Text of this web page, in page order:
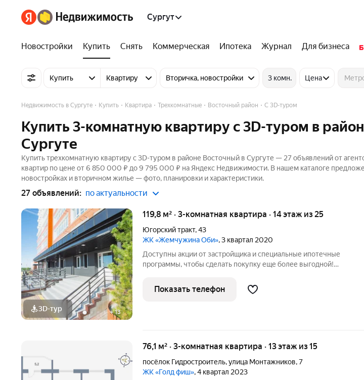
Сургут
Новостройки Купить Снять Коммерческая Ипотека Журнал Для бизнеса
Купить Квартиру Вторичка, новостройки 3 комн. Цена
Недвижимость в Сургуте Купить Квартира Трехкомнатные Восточный район C 3D-туром
Купить 3-комнатную квартиру c 3D-туром в
Сургуте
Купить трехкомнатную квартиру c 3D-туром в районе Восточный в Сургуте — 27 объявлений от
квартир по цене от 6 850 000 ₽ до 9 795 000 ₽ на Яндекс Недвижимости. В нашем каталоге
новостройках и вторичном жилье — фото, планировки и характеристики.
27 объявлений: по актуальности
3D-тур +13
119,8 м² · 3-комнатная квартира · 14 этаж из 25
Югорский тракт,43
ЖК «Жемчужина Оби», 3 квартал 2020
Доступны акции от застройщика и специальные ипотечные
программы, чтобы сделать покупку еще более выгодной!
Звоните, чтобы узнать размер вашей скидки! Сибпромстрой - 30
лет на рынке! Готовое жилье.
Показать телефон
76,1 м² · 3-комнатная квартира · 13 этаж из 15
посёлок Гидростроитель,улица Монтажников,7
ЖК «Голд фиш», 4 квартал 2023